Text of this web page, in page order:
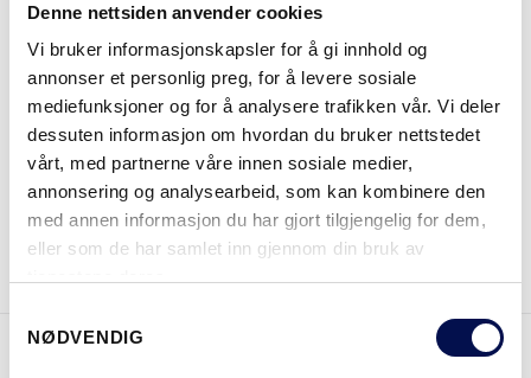
Denne nettsiden anvender cookies
Vi bruker informasjonskapsler for å gi innhold og
annonser et personlig preg, for å levere sosiale
mediefunksjoner og for å analysere trafikken vår. Vi deler
dessuten informasjon om hvordan du bruker nettstedet
vårt, med partnerne våre innen sosiale medier,
annonsering og analysearbeid, som kan kombinere den
med annen informasjon du har gjort tilgjengelig for dem,
eller som de har samlet inn gjennom din bruk av
Selection
NØDVENDIG
HVOR KAN MAN KJØPE
LAST NED BROSJYRE KONTAKT OSS